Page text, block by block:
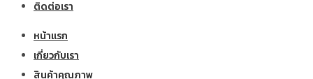
ติดต่อเรา
หน้าแรก
เกี่ยวกับเรา
สินค้าคุณภาพ